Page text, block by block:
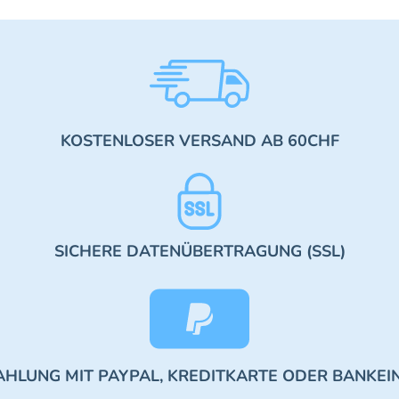
KOSTENLOSER VERSAND AB 60CHF
SICHERE DATENÜBERTRAGUNG (SSL)
MIT PAYPAL, KREDITKARTE ODER